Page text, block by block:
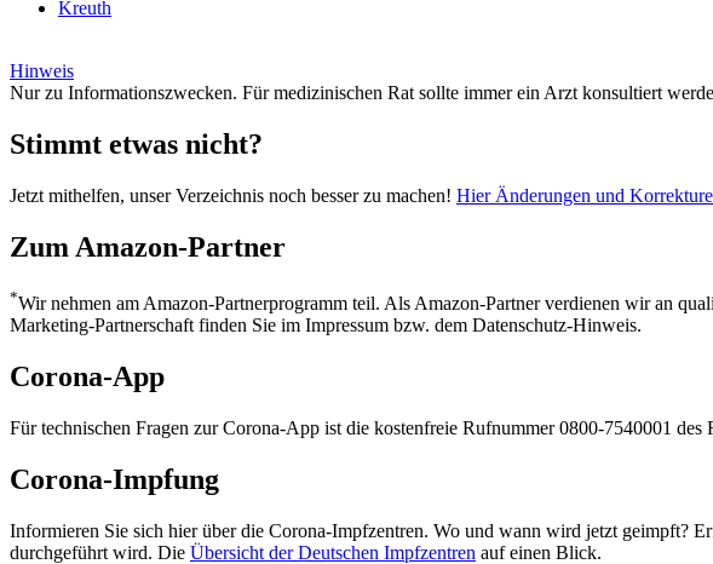
Kreuth
Hinweis
Nur zu Informationszwecken. Für medizinischen Rat sollte immer ein Arzt konsultiert
Stimmt etwas nicht?
Jetzt mithelfen, unser Verzeichnis noch besser zu machen! Hier Änderungen und
Zum Amazon-Partner
*Wir nehmen am Amazon-Partnerprogramm teil. Als Amazon-Partner verdienen wir an
Marketing-Partnerschaft finden Sie im Impressum bzw. dem Datenschutz-Hinweis.
Corona-App
Für technischen Fragen zur Corona-App ist die kostenfreie Rufnummer 0800-7540001
Corona-Impfung
Informieren Sie sich hier über die Corona-Impfzentren. Wo und wann wird jetzt geimpft?
durchgeführt wird. Die Übersicht der Deutschen Impfzentren auf einen Blick.